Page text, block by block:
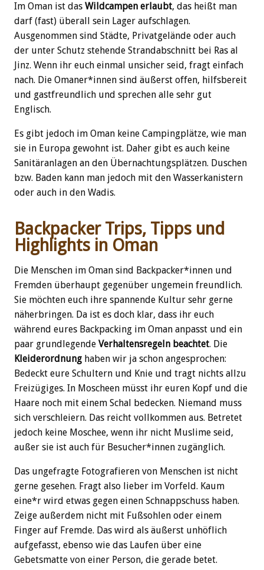
Im Oman ist das Wildcampen erlaubt, das heißt man
darf (fast) überall sein Lager aufschlagen.
Ausgenommen sind Städte, Privatgelände oder auch
der unter Schutz stehende Strandabschnitt bei Ras al
Jinz. Wenn ihr euch einmal unsicher seid, fragt einfach
nach. Die Omaner*innen sind äußerst offen, hilfsbereit
und gastfreundlich und sprechen alle sehr gut
Englisch.
Es gibt jedoch im Oman keine Campingplätze, wie man
sie in Europa gewohnt ist. Daher gibt es auch keine
Sanitäranlagen an den Übernachtungsplätzen. Duschen
bzw. Baden kann man jedoch mit den Wasserkanistern
oder auch in den Wadis.
Backpacker Trips, Tipps und
Highlights in Oman
Die Menschen im Oman sind Backpacker*innen und
Fremden überhaupt gegenüber ungemein freundlich.
Sie möchten euch ihre spannende Kultur sehr gerne
näherbringen. Da ist es doch klar, dass ihr euch
während eures Backpacking im Oman anpasst und ein
paar grundlegende Verhaltensregeln beachtet. Die
Kleiderordnung haben wir ja schon angesprochen:
Bedeckt eure Schultern und Knie und tragt nichts allzu
Freizügiges. In Moscheen müsst ihr euren Kopf und die
Haare noch mit einem Schal bedecken. Niemand muss
sich verschleiern. Das reicht vollkommen aus. Betretet
jedoch keine Moschee, wenn ihr nicht Muslime seid,
außer sie ist auch für Besucher*innen zugänglich.
Das ungefragte Fotografieren von Menschen ist nicht
gerne gesehen. Fragt also lieber im Vorfeld. Kaum
eine*r wird etwas gegen einen Schnappschuss haben.
Zeige außerdem nicht mit Fußsohlen oder einem
Finger auf Fremde. Das wird als äußerst unhöflich
aufgefasst, ebenso wie das Laufen über eine
Gebetsmatte von einer Person, die gerade betet.